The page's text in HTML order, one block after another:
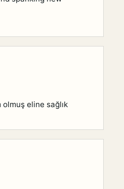
olmuş eline sağlık